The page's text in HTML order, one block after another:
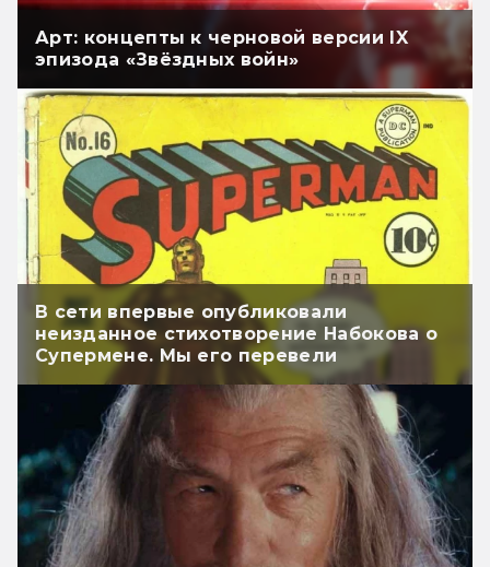
Арт: концепты к черновой версии IX
эпизода «Звёздных войн»
В сети впервые опубликовали
неизданное стихотворение Набокова о
Супермене. Мы его перевели